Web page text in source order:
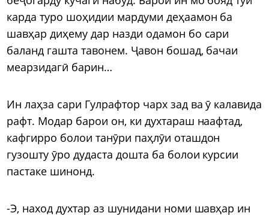
карда туро шоҳидии мардуми деҳаамон ба
шавҳар диҳему дар назди одамон бо сари
баланд гашта тавонем. Ҷавон бошад, бачаи
меарзидагӣ барин…
Ин лаҳза сари Гулрафтор чарх зад ва ӯ калавида
рафт. Модар барои он, ки духтараш наафтад,
кафгирро болои танӯри паҳлӯи оташдон
гузошту ӯро дудаста дошта ба болои курсии
пастаке шинонд.
-Э, наход духтар аз шунидани номи шавҳар ин